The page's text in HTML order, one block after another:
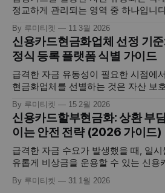
정교하게 관리되는 영역 중 하나입니
드는 독자적인 이상거래탐지시스템
통해 사용자의 결제 패턴을 실시간으
자금이 필요한 소비자들에게는 포인트
유동화 경로를 제공하고 있습니다. 하
진행함에 있어 카드사 고유의 서비스
By 루미티켓 11 3월 2026
신용카드현금화업체 선정 기
정식 등록 플랫폼 식별 가이드
급격한 자금 유동성이 필요한 시점에
현금화업체를 선별하는 것은 자산 보
패를 결정짓는 가장 중요한 첫 단추입
한도를 현금으로 바꾸는 서비스를 넘
정보를 다루고 실시간 정산의 안정성
인 영역이기 때문입니다. 많은 이용자
만 매몰되어 검증되지
By 루미티켓 15 2월 2026
신용카드할부현금화: 상환 부
이는 안전 전략 (2026 가이드)
급격한 자금 수요가 발생했을 때, 일
유롭게 비상금을 운용할 수 있는 신용
금융 소비자들에게 매우 효율적인 자
니다. 이는 본인의 신용 한도를 활용하
By 루미티켓 31 1월 2026